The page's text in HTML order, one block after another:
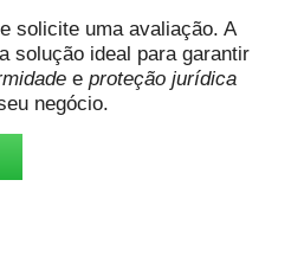
solicite uma avaliação. A
solução ideal para garantir
e proteção jurídica
negócio.